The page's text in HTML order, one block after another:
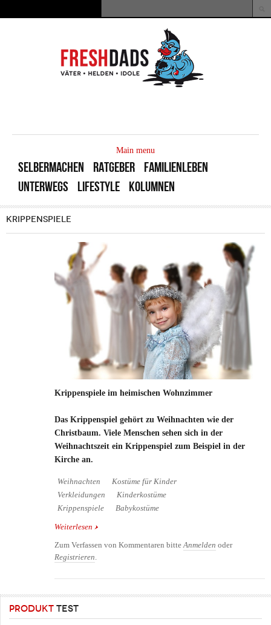
Suchformular
Main menu
SELBERMACHEN RATGEBER
FAMILIENLEBEN
UNTERWEGS
LIFESTYLE KOLUMNEN
KRIPPENSPIELE
Krippenspiele im heimischen Wohnzimmer
Das Krippenspiel gehört zu Weihnachten wie der
Christbaum. Viele Menschen sehen sich in der
Weihnachtszeit ein Krippenspiel zum Beispiel in der
Kirche an.
Weihnachten
Kostüme für Kinder
Verkleidungen
Kinderkostüme
Krippenspiele
Babykostüme
Weiterlesen über Krippenspiele im heimischen Wohnzimmer
Zum Verfassen von Kommentaren bitte Anmelden oder
Registrieren
PRODUKT TEST